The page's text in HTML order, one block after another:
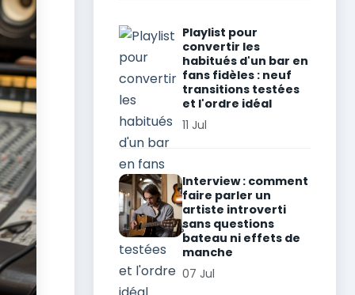
Playlist pour
convertir les
habitués d'un bar en
fans fidèles : neuf
transitions testées
et l'ordre idéal
11 Jul
Interview : comment
faire parler un
artiste introverti
sans questions
bateau ni effets de
manche
07 Jul